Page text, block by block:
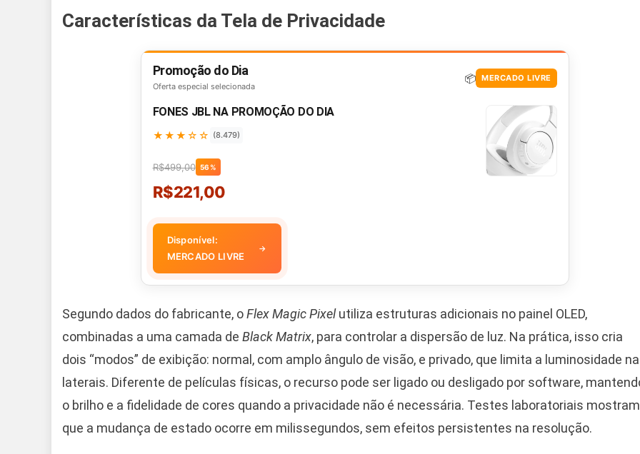
Características da Tela de Privacidade
Promoção do Dia
Oferta especial selecionada
📦 MERCADO LIVRE
FONES JBL NA PROMOÇÃO DO DIA
★★★☆☆ (8.479)
R$499,00 56%
R$221,00
Disponível:
MERCADO LIVRE
→
Segundo dados do fabricante, oFlex Magic Pixelutiliza estruturas adicionais no painel OLED,
combinadas a uma camada de Black Matrix, para controlar a dispersão de luz. Na prática, isso cria
dois “modos” de exibição: normal, com amplo ângulo de visão, e privado, que limita a luminosidade
laterais. Diferente de películas físicas, o recurso pode ser ligado ou desligado por software,
o brilho e a fidelidade de cores quando a privacidade não é necessária. Testes laboratoriais mostram
que a mudança de estado ocorre em milissegundos, sem efeitos persistentes na resolução.